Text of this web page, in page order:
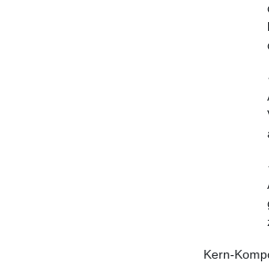
·
·
Kern-